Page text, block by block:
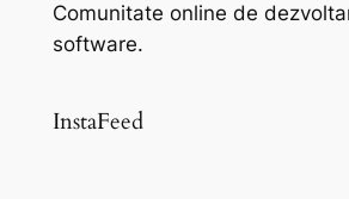
Comunitate online de
software.
InstaFeed